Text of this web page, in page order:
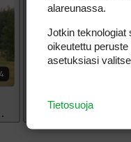
alareunassa.
Jotkin teknologiat
oikeutettu
asetuksiasi
Tietosuoja